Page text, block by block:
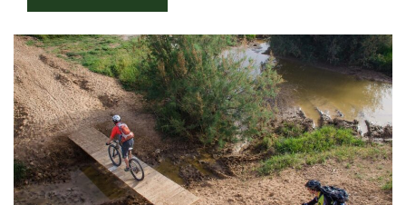
שופץ, ומשמש כיום כאתר פעיל, המספר את סיפור המאבק על האזור,
מלפני קום המדינה, ועד לאירועי מלחמת חרבות ברזל. בחצר האתר
מצויים שרידי סככת ההתכנסות, שנהרסה במלחמה, וכן דגם מוקטן של
הקיבוץ לפני המלחמה. בקומת הקרקע המונגשת, מוצג סרטון המספר על
הקמת הישוב, מפי הותיקים. בגג המבנה תצפית על האזור ורצועת עזה.
מכאן מובנים יותר, סיפורם של הישובים וארועי המלחמה. ההגעה לאתר
דרך כביש הגישה לכפר עזה ופניה שמאלה, דרומה, בכביש שדות עד לחנית
האתר. הביקור באתר בתשלום ובתיאום מראש בלבד.